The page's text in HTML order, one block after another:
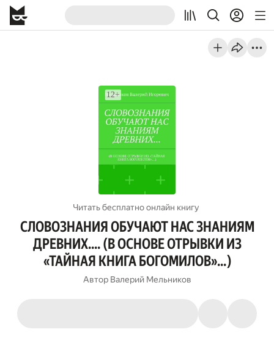
Читать бесплатно онлайн книгу
СЛОВОЗНАНИЯ ОБУЧАЮТ НАС ЗНАНИЯМ
ДРЕВНИХ.... (В ОСНОВЕ ОТРЫВКИ ИЗ
«ТАЙНАЯ КНИГА БОГОМИЛОВ»…)
Автор Валерий Мельников